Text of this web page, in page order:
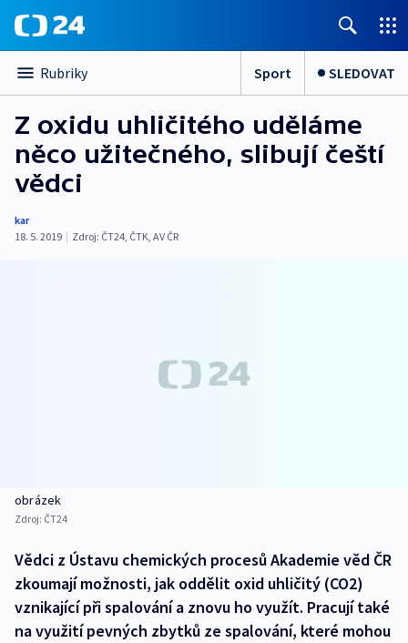
Rubriky Sport SLEDOVAT
Z oxidu uhličitého uděláme
něco užitečného, slibují čeští
vědci
kar
18. 5. 2019 | Zdroj: ČT24, ČTK, AV ČR
obrázek
Zdroj: ČT24
Vědci z Ústavu chemických procesů Akademie věd ČR
zkoumají možnosti, jak oddělit oxid uhličitý (CO2)
vznikající při spalování a znovu ho využít. Pracují také
na využití pevných zbytků ze spalování, které mohou